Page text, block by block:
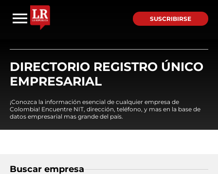
SUSCRIBIRSE
DIRECTORIO REGISTRO ÚNICO
EMPRESARIAL
¡Conozca la información esencial de cualquier empresa de
Colombia! Encuentre NIT, dirección, teléfono, y mas en la base de
datos empresarial mas grande del país.
Buscar empresa